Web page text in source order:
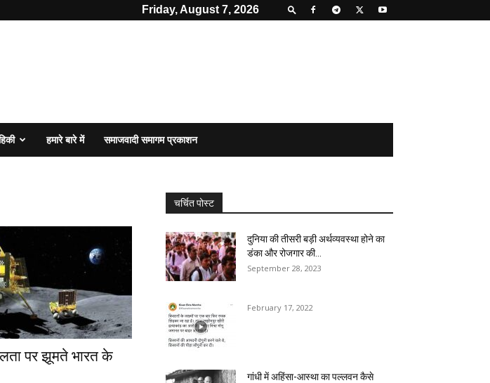
Friday, August 7, 2026
हमारे बारे में समाजवादी समागम प्रकाशन
पर झूमते भारत के
चर्चित पोस्ट
दुनिया की तीसरी बड़ी अर्थव्यवस्था होने का
डंका और रोजगार की...
September 28, 2023
February 17, 2022
गांधी में अहिंसा-आस्था का पल्लवन कैसे